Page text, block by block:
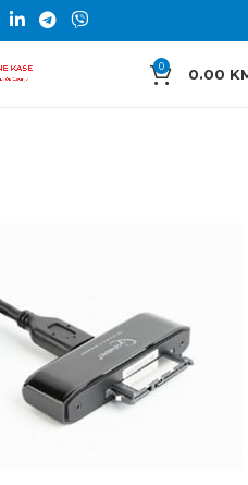
0 0.00